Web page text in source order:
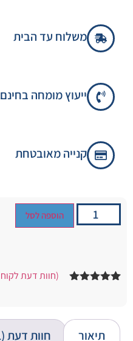
משלוח עד הבית
ייעוץ מומחה בחינם
קנייה מאובטחת
הוספה לסל
דירוגים של
לקוחות
(חוות דעת
תיאור חוות דעת (1)